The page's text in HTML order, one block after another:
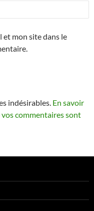
et mon site dans le
indésirables. En savoir
commentaires sont